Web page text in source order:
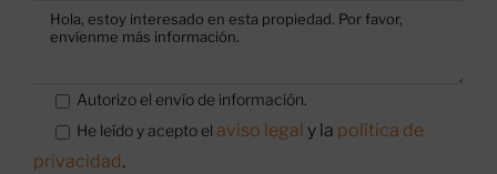
Autorizo el envío de información.
He leído y acepto el aviso legal y la política de
privacidad .